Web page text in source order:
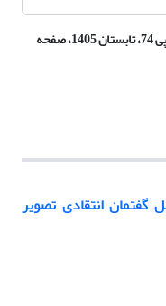
دوره 19، شماره 2 - شماره پیاپی 74، تابستان 1405، صفحه
گفتمان انتقادی تصویر